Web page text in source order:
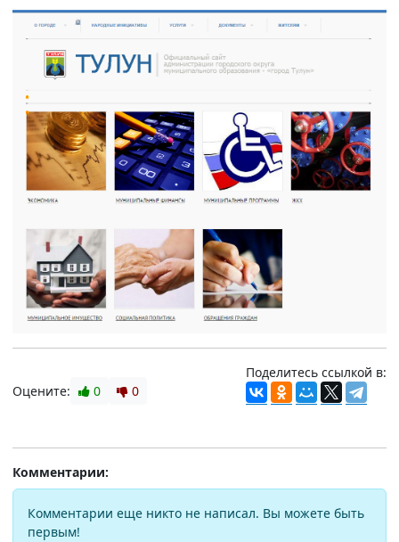
Оцените: 0 0
Поделитесь ссылкой в:
Комментарии:
Комментарии еще никто не написал. Вы можете быть
первым!